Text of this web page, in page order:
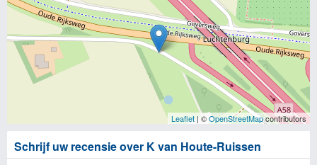
Leaflet | ©OpenStreetMapcontributors
Schrijf uw recensie over K van Houte-Ruissen